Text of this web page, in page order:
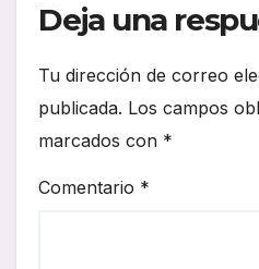
Deja una
Tu dirección de correo
publicada. Los campos
marcados con *
Comentario *